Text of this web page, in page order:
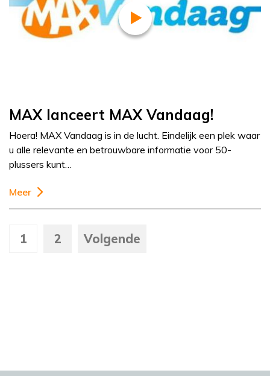
MAX lanceert MAX Vandaag!
Hoera! MAX Vandaag is in de lucht. Eindelijk een plek waar
u alle relevante en betrouwbare informatie voor 50-
plussers kunt…
Meer
1 2 Volgende